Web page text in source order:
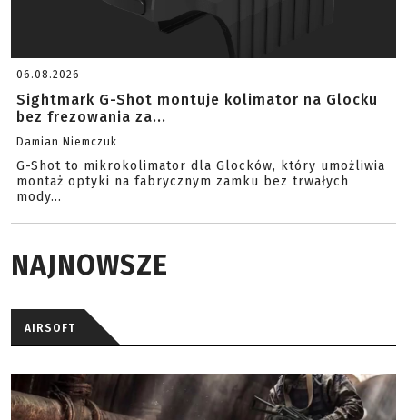
06.08.2026
Sightmark G-Shot montuje kolimator na Glocku
bez frezowania za...
Damian Niemczuk
G-Shot to mikrokolimator dla Glocków, który umożliwia
montaż optyki na fabrycznym zamku bez trwałych
mody...
NAJNOWSZE
AIRSOFT